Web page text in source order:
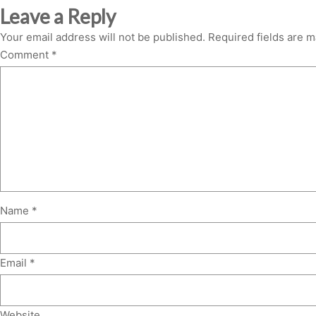
Leave a Reply
Your email address will not be published. Required fields are
Comment *
Name *
Email *